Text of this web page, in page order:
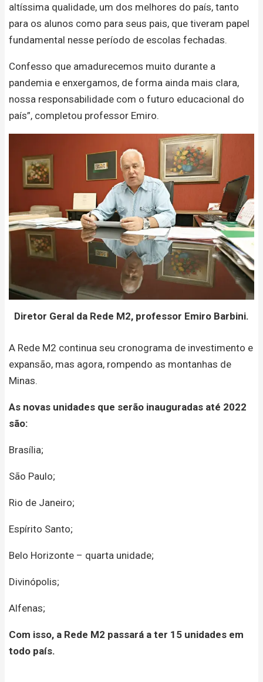
altíssima qualidade, um dos melhores do país, tanto
para os alunos como para seus pais, que tiveram papel
fundamental nesse período de escolas fechadas.
Confesso que amadurecemos muito durante a
pandemia e enxergamos, de forma ainda mais clara,
nossa responsabilidade com o futuro educacional do
país”, completou professor Emiro.
Diretor Geral da Rede M2, professor Emiro Barbini.
A Rede M2 continua seu cronograma de investimento e
expansão, mas agora, rompendo as montanhas de
Minas.
As novas unidades que serão inauguradas até 2022
são:
Brasília;
São Paulo;
Rio de Janeiro;
Espírito Santo;
Belo Horizonte – quarta unidade;
Divinópolis;
Alfenas;
Com isso, a Rede M2 passará a ter 15 unidades em
todo país.